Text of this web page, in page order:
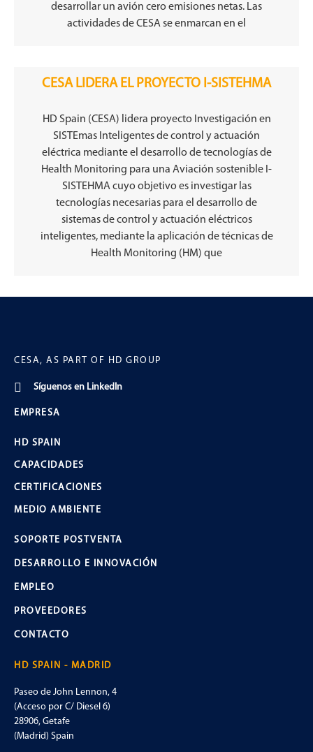
desarrollar un avión cero emisiones netas. Las
actividades de CESA se enmarcan en el
CESA LIDERA EL PROYECTO I-SISTEHMA
HD Spain (CESA) lidera proyecto Investigación en
SISTEmas Inteligentes de control y actuación
eléctrica mediante el desarrollo de tecnologías de
Health Monitoring para una Aviación sostenible I-
SISTEHMA cuyo objetivo es investigar las
tecnologías necesarias para el desarrollo de
sistemas de control y actuación eléctricos
inteligentes, mediante la aplicación de técnicas de
Health Monitoring (HM) que
CESA, AS PART OF HD GROUP
Síguenos en LinkedIn
EMPRESA
HD SPAIN
CAPACIDADES
CERTIFICACIONES
MEDIO AMBIENTE
SOPORTE POSTVENTA
DESARROLLO E INNOVACIÓN
EMPLEO
PROVEEDORES
CONTACTO
HD SPAIN - MADRID
Paseo de John Lennon, 4
(Acceso por C/ Diesel 6)
28906, Getafe
(Madrid) Spain